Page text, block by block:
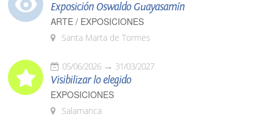
Exposición Oswaldo Guayasamín
ARTE / EXPOSICIONES
Santa Marta de Tormes
05/06/2026 31/03/2027
Visibilizar lo elegido
EXPOSICIONES
Salamanca